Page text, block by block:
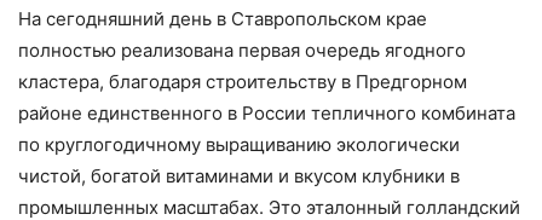
На сегодняшний день в Ставропольском крае
полностью реализована первая очередь ягодного
кластера, благодаря строительству в Предгорном
районе единственного в России тепличного комбината
по круглогодичному выращиванию экологически
чистой, богатой витаминами и вкусом клубники в
промышленных масштабах. Это эталонный голландский